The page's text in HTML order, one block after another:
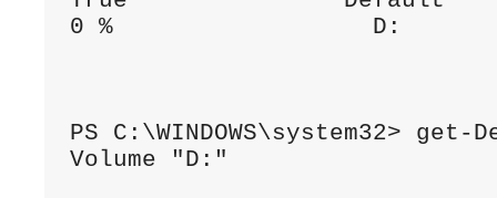
0 %                  D:
PS C:\WINDOWS\system32> get-
Volume "D:"